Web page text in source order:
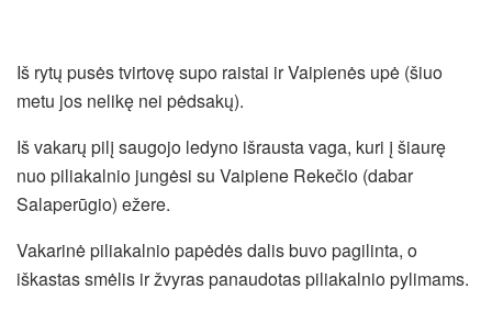
Iš rytų pusės tvirtovę supo raistai ir Vaipienės upė (šiuo
metu jos nelikę nei pėdsakų).
Iš vakarų pilį saugojo ledyno išrausta vaga, kuri į šiaurę
nuo piliakalnio jungėsi su Vaipiene Rekečio (dabar
Salaperūgio) ežere.
Vakarinė piliakalnio papėdės dalis buvo pagilinta, o
iškastas smėlis ir žvyras panaudotas piliakalnio pylimams.